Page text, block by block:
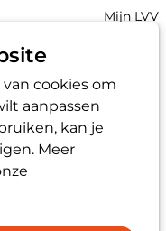
cookies om
aanpassen
kan je
Meer
Zoek
Account
Mijn LVV